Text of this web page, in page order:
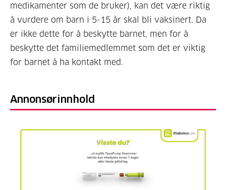
medikamenter som de bruker), kan det være riktig
å vurdere om barn i 5-15 år skal bli vaksinert. Da
er ikke dette for å beskytte barnet, men for å
beskytte det familiemedlemmet som det er viktig
for barnet å ha kontakt med.
Annonsørinnhold